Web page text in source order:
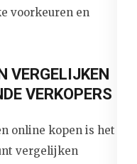
voorkeuren en
VERGELIJKEN
VERKOPERS
online kopen is het
vergelijken